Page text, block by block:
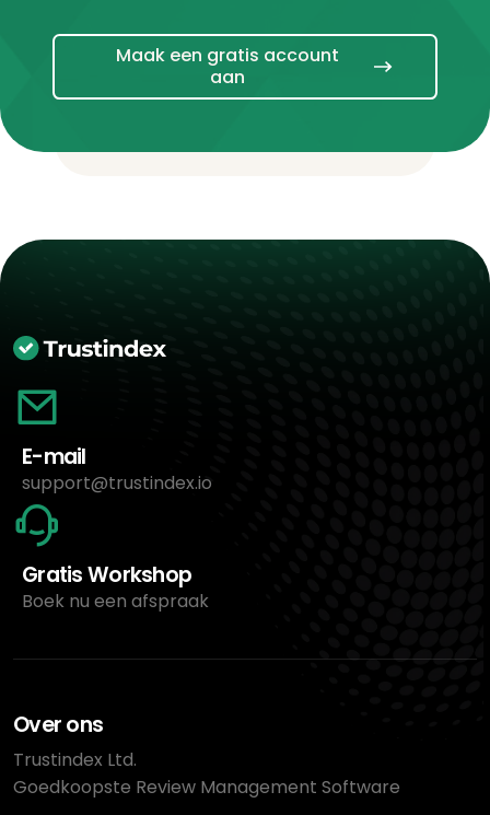
Maak een gratis account
aan
E-mail
support@trustindex.io
Gratis Workshop
Boek nu een afspraak
Over ons
Trustindex Ltd.
Goedkoopste Review Management Software